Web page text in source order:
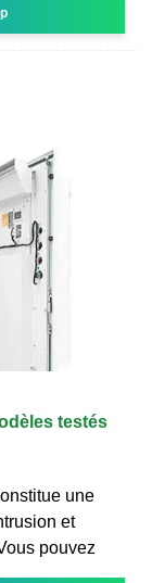
testés
une
et
pouvez